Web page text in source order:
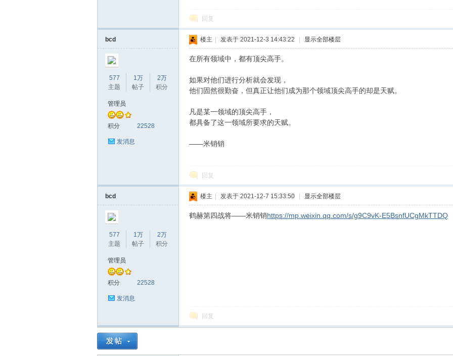
回复
bcd
577
主题
1万
帖子
2万
积分
管理员
积分 22528
发消息
楼主 发表于 2021-12-3 14:43:22 显示全部楼层
在所有领域中，都有顶尖高手。
如果对他们进行分析就会发现，
他们固然很勤奋，但真正让他们成为那个领域顶尖高手的却是天赋。
凡是某一领域的顶尖高手，
都具备了这一领域所要求的天赋。
——米销销
回复
bcd
577
主题
1万
帖子
2万
积分
管理员
积分 22528
发消息
楼主 发表于 2021-12-7 15:33:50 显示全部楼层
鹤赫第四战将——米销销https://mp.weixin.qq.com/s/g9C9vK-E5BsnfUCgMkTTDQ
回复